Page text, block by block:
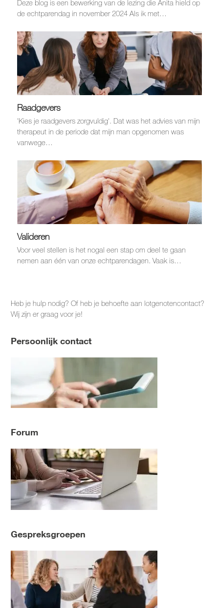
Deze blog is een bewerking van de lezing die Anita hield op
de echtparendag in november 2024 Als ik met…
Raadgevers
'Kies je raadgevers zorgvuldig'. Dat was het advies van mijn
therapeut in de periode dat mijn man opgenomen was
vanwege…
Valideren
Voor veel stellen is het nogal een stap om deel te gaan
nemen aan één van onze echtparendagen. Vaak is…
Heb je hulp nodig? Of heb je behoefte aan lotgenotencontact?
Wij zijn er graag voor je!
Persoonlijk contact
Forum
Gespreksgroepen